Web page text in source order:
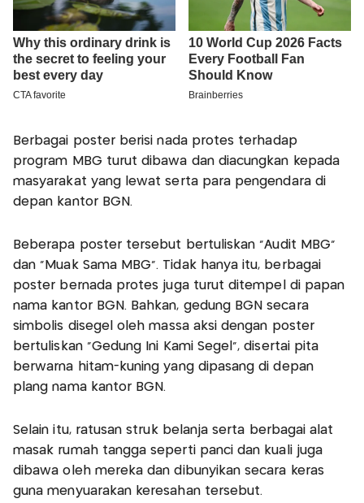
Berbagai poster berisi nada protes terhadap
program MBG turut dibawa dan diacungkan kepada
masyarakat yang lewat serta para pengendara di
depan kantor BGN.
Beberapa poster tersebut bertuliskan “Audit MBG”
dan “Muak Sama MBG”. Tidak hanya itu, berbagai
poster bernada protes juga turut ditempel di papan
nama kantor BGN. Bahkan, gedung BGN secara
simbolis disegel oleh massa aksi dengan poster
bertuliskan “Gedung Ini Kami Segel”, disertai pita
berwarna hitam-kuning yang dipasang di depan
plang nama kantor BGN.
Selain itu, ratusan struk belanja serta berbagai alat
masak rumah tangga seperti panci dan kuali juga
dibawa oleh mereka dan dibunyikan secara keras
guna menyuarakan keresahan tersebut.